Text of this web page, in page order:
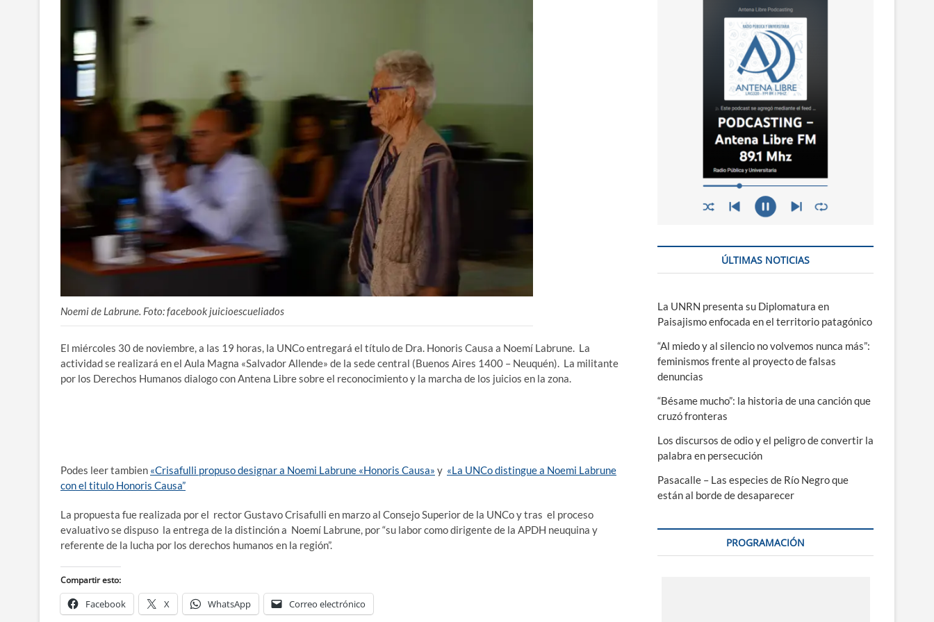
Noemi de Labrune. Foto: facebook juicioescueliados
El miércoles 30 de noviembre, a las 19 horas, la UNCo entregará el título de Dra. Honoris Causa a Noemí Labrune. La
actividad se realizará en el Aula Magna «Salvador Allende» de la sede central (Buenos Aires 1400 – Neuquén). La militante
por los Derechos Humanos dialogo con Antena Libre sobre el reconocimiento y la marcha de los juicios en la zona.
Podes leer tambien «Crisafulli propuso designar a Noemi Labrune «Honoris Causa» y «La UNCo distingue a Noemi Labrune
con el titulo Honoris Causa”
La propuesta fue realizada por el rector Gustavo Crisafulli en marzo al Consejo Superior de la UNCo y tras el proceso
evaluativo se dispuso la entrega de la distinción a Noemí Labrune, por “su labor como dirigente de la APDH neuquina y
referente de la lucha por los derechos humanos en la región”.
Compartir esto:
Facebook X WhatsApp Correo electrónico
ÚLTIMAS NOTICIAS
La UNRN presenta su Diplomatura en
Paisajismo enfocada en el territorio patagónico
“Al miedo y al silencio no volvemos nunca más”:
feminismos frente al proyecto de falsas
denuncias
“Bésame mucho”: la historia de una canción que
cruzó fronteras
Los discursos de odio y el peligro de convertir la
palabra en persecución
Pasacalle – Las especies de Río Negro que
están al borde de desaparecer
PROGRAMACIÓN